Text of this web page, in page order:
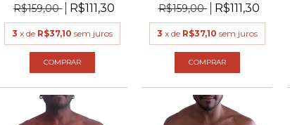
R$159,00
R$111,30
3 x de R$37,10 sem juros
COMPRAR
R$159,00
R$111,30
3 x de R$37,10 sem juros
COMPRAR